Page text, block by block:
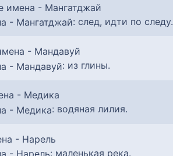
: след, идти по следу.
: из глины.
: водяная лилия.
: маленькая река.